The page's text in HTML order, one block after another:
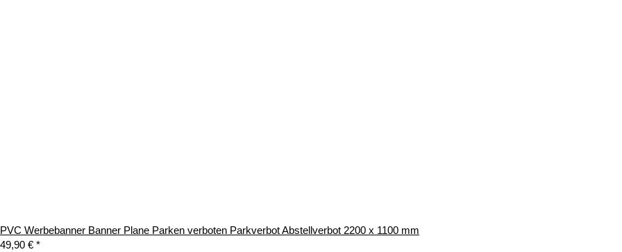
PVC Werbebanner Banner Plane Parken verboten Parkverbot Abstellverbot 2200 x 1100 mm
49,90 € *